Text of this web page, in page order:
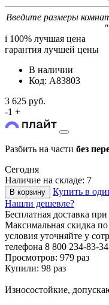
Введите размеры
i 100% лучшая цена
гарантия лучшей цены
В наличии
Код: A83803
3 625 руб.
-1 +
Разбить на части без
Сегодня
Наличие на складе: 7
В корзину
Купить в
Нашли дешевле?
Бесплатная доставка при
Максимальная скидка
условия уточняйте у
телефона 8 800 234-83-34
Просмотров: 979 раз
Купили: 98 раз
Износостойкие,